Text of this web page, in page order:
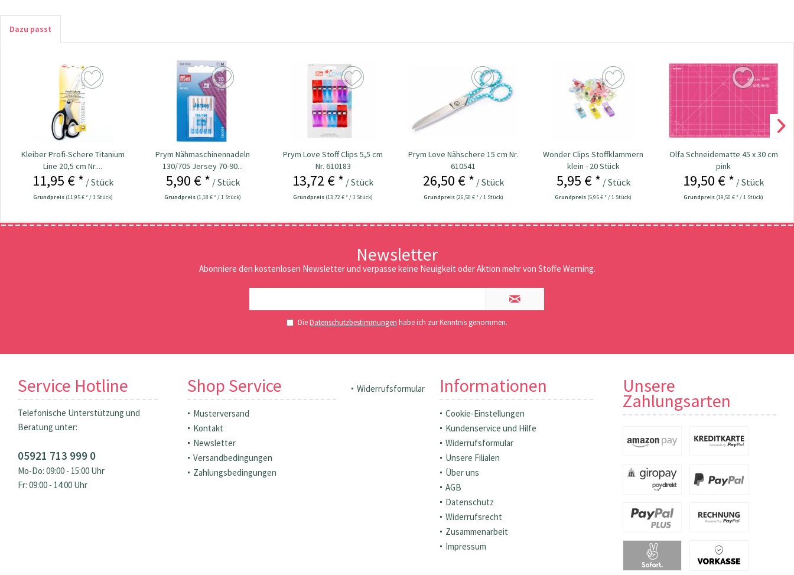
Dazu passt
Kleiber Profi-Schere Titanium
Line 20,5 cm Nr....
11,95 € * / Stück
Grundpreis (11,95 € * / 1 Stück)
Prym Nähmaschinennadeln
130/705 Jersey 70-90...
5,90 € * / Stück
Grundpreis (1,18 € * / 1 Stück)
Prym Love Stoff Clips 5,5 cm
Nr. 610183
13,72 € * / Stück
Grundpreis (13,72 € * / 1 Stück)
Prym Love Nähschere 15 cm Nr.
610541
26,50 € * / Stück
Grundpreis (26,50 € * / 1 Stück)
Wonder Clips Stoffklammern
klein - 20 Stück
5,95 € * / Stück
Grundpreis (5,95 € * / 1 Stück)
Olfa Schneidematte 45 x 30 cm
pink
19,50 € * / Stück
Grundpreis (19,50 € * / 1 Stück)
Newsletter
Abonniere den kostenlosen Newsletter und verpasse keine Neuigkeit oder Aktion mehr von Stoffe Werning.
DieDatenschutzbestimmungen habe ich zur Kenntnis genommen.
Service Hotline
Telefonische Unterstützung und
Beratung unter:
05921 713 999 0
Mo-Do: 09:00 - 15:00 Uhr
Fr: 09:00 - 14:00 Uhr
Shop Service
Musterversand
Kontakt
Newsletter
Versandbedingungen
Zahlungsbedingungen
Widerrufsformular Informationen
Cookie-Einstellungen
Kundenservice und Hilfe
Widerrufsformular
Unsere Filialen
Über uns
AGB
Datenschutz
Widerrufsrecht
Zusammenarbeit
Impressum
Unsere
Zahlungsarten